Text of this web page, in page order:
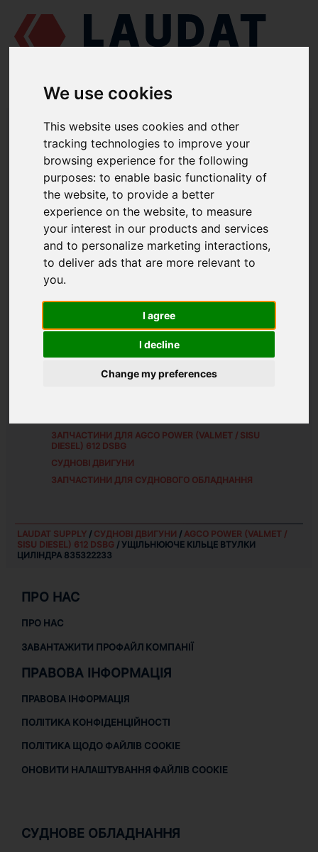
We use cookies
This website uses cookies and other
tracking technologies to improve your
browsing experience for the following
purposes:to enable basic functionality of
the website,to provide a better
experience on the website,to measure
your interest in our products and services
and to personalize marketing interactions,
to deliver ads that are more relevant to
you.
I agree
I decline
Change my preferences
LAUDAT SUPPLY/ СУДНОВІ ДВИГУНИ
AGCO POWER (VALMET /
SISU DIESEL) 612 DSBG / УЩІЛЬНЮЮЧЕ КІЛЬЦЕ ВТУЛКИ
ЦИЛІНДРА 835322233
LAUDAT SUPPLY
AGCO POWER (VALMET / SISU DIESEL)
612 DSBG
ГРУПА: БЛОК ЦИЛІНДРІВ
УЩІЛЬНЮЮЧЕ КІЛЬЦЕ ВТУЛКИ
ЦИЛІНДРА
ЗАПЧАСТИНИ ДЛЯ AGCO POWER (VALMET / SISU
DIESEL) 612 DSBG
СУДНОВІ ДВИГУНИ
ЗАПЧАСТИНИ ДЛЯ СУДНОВОГО ОБЛАДНАННЯ
LAUDAT SUPPLY/ СУДНОВІ ДВИГУНИ / AGCO POWER (VALMET /
SISU DIESEL) 612 DSBG/ УЩІЛЬНЮЮЧЕ КІЛЬЦЕ ВТУЛКИ
ЦИЛІНДРА 835322233
ПРО НАС
ПРО НАС
ЗАВАНТАЖИТИ ПРОФАЙЛ КОМПАНІЇ
ПРАВОВА ІНФОРМАЦІЯ
ПРАВОВА ІНФОРМАЦІЯ
ПОЛІТИКА КОНФІДЕНЦІЙНОСТІ
ПОЛІТИКА ЩОДО ФАЙЛІВ COOKIE
ОНОВИТИ НАЛАШТУВАННЯ ФАЙЛІВ COOKIE
СУДНОВЕ ОБЛАДНАННЯ